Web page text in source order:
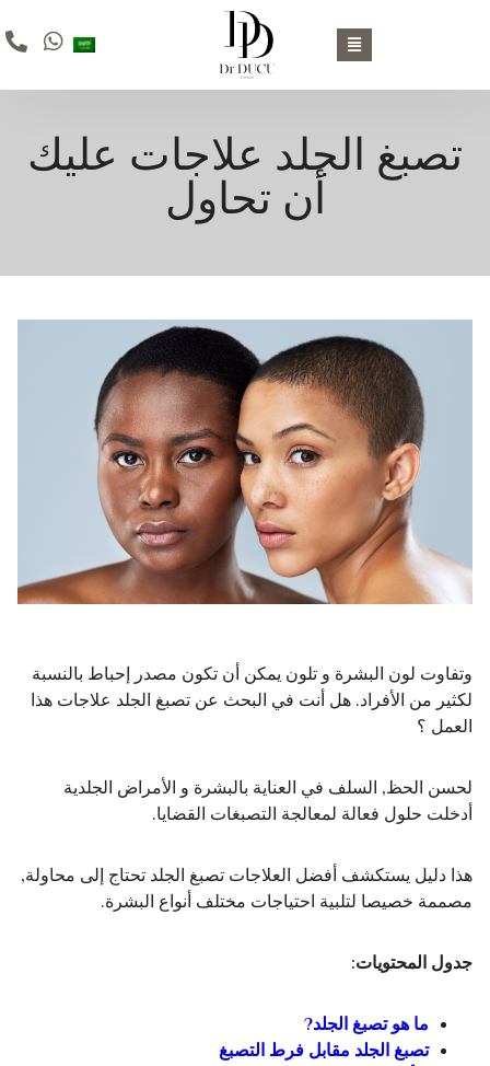
تصبغ الجلد علاجات عليك
أن تحاول
وتفاوت لون البشرة و تلون يمكن أن تكون مصدر إحباط بالنسبة
لكثير من الأفراد. هل أنت في البحث عن تصبغ الجلد علاجات هذا
العمل ؟
لحسن الحظ, السلف في العناية بالبشرة و الأمراض الجلدية
أدخلت حلول فعالة لمعالجة التصبغات القضايا.
هذا دليل يستكشف أفضل العلاجات تصبغ الجلد تحتاج إلى محاولة,
مصممة خصيصا لتلبية احتياجات مختلف أنواع البشرة.
جدول المحتويات:
ما هو تصبغ الجلد?
تصبغ الجلد مقابل فرط التصبغ